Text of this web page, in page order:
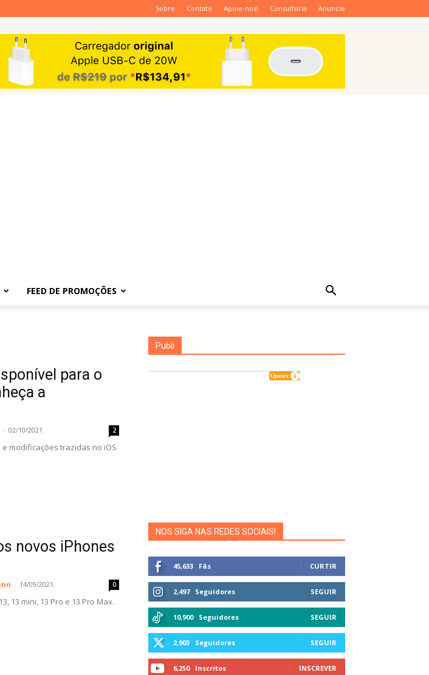
Sobre Contato Apoie-nos! Consultoria Anuncie
FEED DE PROMOÇÕES
para o
a
- 02/10/2021 2
modificações trazidas no iOS
novos iPhones
- 14/09/2021 0
13 mini, 13 Pro e 13 Pro Max.
Publi
NOS SIGA NAS REDES SOCIAIS!
45,633 Fãs CURTIR
2,497 Seguidores SEGUIR
10,900 Seguidores SEGUIR
2,903 Seguidores SEGUIR
6,250 Inscritos INSCREVER